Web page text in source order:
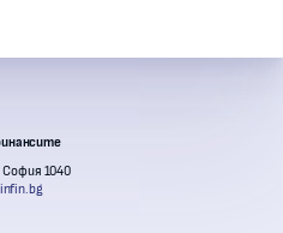
София 1040